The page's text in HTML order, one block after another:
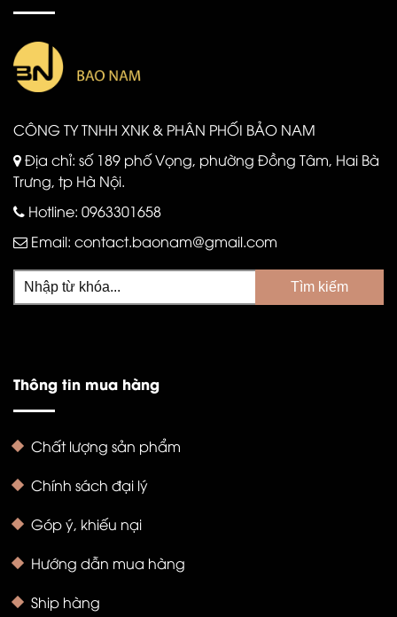
CÔNG TY TNHH XNK & PHÂN PHỐI BẢO NAM
Địa chỉ: số 189 phố Vọng, phường Đồng Tâm, Hai Bà
Trưng, tp Hà Nội.
Hotline: 0963301658
Email: contact.baonam@gmail.com
Thông tin mua hàng
Chất lượng sản phẩm
Chính sách đại lý
Góp ý, khiếu nại
Hướng dẫn mua hàng
Ship hàng